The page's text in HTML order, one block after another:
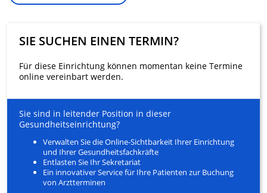
SIE SUCHEN EINEN TERMIN?
Für diese Einrichtung können momentan keine Termine
online vereinbart werden.
Sie sind in leitender Position in dieser
Gesundheitseinrichtung?
Verwalten Sie die Online-Sichtbarkeit Ihrer Einrichtung
und Ihrer Gesundheitsfachkräfte
Entlasten Sie Ihr Sekretariat
Ein innovativer Service für Ihre Patienten zur Buchung
von Arztterminen